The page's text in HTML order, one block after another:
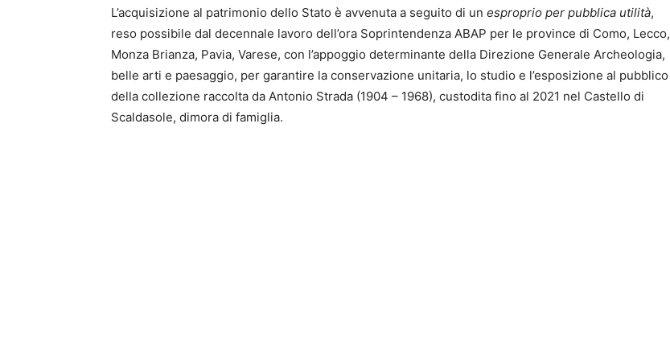
L’acquisizione al patrimonio dello Stato è avvenuta a seguito di un esproprio per pubblica utilità,
reso possibile dal decennale lavoro dell’ora Soprintendenza ABAP per le province di Como, Lecco,
Monza Brianza, Pavia, Varese, con l’appoggio determinante della Direzione Generale Archeologia,
belle arti e paesaggio, per garantire la conservazione unitaria, lo studio e l’esposizione al pubblico
della collezione raccolta da Antonio Strada (1904 – 1968), custodita fino al 2021 nel Castello di
Scaldasole, dimora di famiglia.